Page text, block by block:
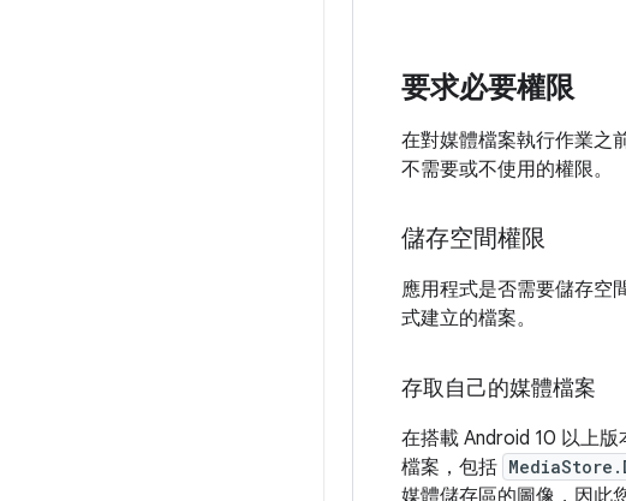
要求必要權限
在對媒體檔案執行作業之
不需要或不使用的權限。
儲存空間權限
應用程式是否需要儲存空
式建立的檔案。
存取自己的媒體檔案
在搭載 Android 10 以上
檔案，包括
媒體儲存區的圖像，因此